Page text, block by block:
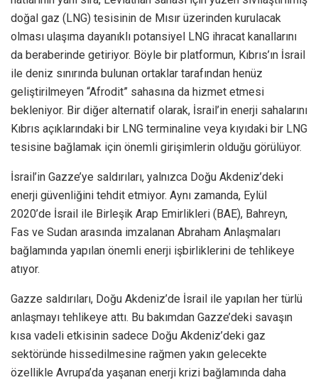
doğal gaz (LNG) tesisinin de Mısır üzerinden kurulacak
olması ulaşıma dayanıklı potansiyel LNG ihracat kanallarını
da beraberinde getiriyor. Böyle bir platformun, Kıbrıs’ın İsrail
ile deniz sınırında bulunan ortaklar tarafından henüz
geliştirilmeyen “Afrodit” sahasına da hizmet etmesi
bekleniyor. Bir diğer alternatif olarak, İsrail’in enerji sahalarını
Kıbrıs açıklarındaki bir LNG terminaline veya kıyıdaki bir LNG
tesisine bağlamak için önemli girişimlerin olduğu görülüyor.
İsrail’in Gazze’ye saldırıları, yalnızca Doğu Akdeniz’deki
enerji güvenliğini tehdit etmiyor. Aynı zamanda, Eylül
2020’de İsrail ile Birleşik Arap Emirlikleri (BAE), Bahreyn,
Fas ve Sudan arasında imzalanan Abraham Anlaşmaları
bağlamında yapılan önemli enerji işbirliklerini de tehlikeye
atıyor.
Gazze saldırıları, Doğu Akdeniz’de İsrail ile yapılan her türlü
anlaşmayı tehlikeye attı. Bu bakımdan Gazze’deki savaşın
kısa vadeli etkisinin sadece Doğu Akdeniz’deki gaz
sektöründe hissedilmesine rağmen yakın gelecekte
özellikle Avrupa’da yaşanan enerji krizi bağlamında daha